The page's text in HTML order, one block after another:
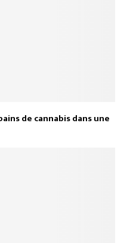
de cannabis dans une